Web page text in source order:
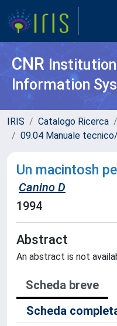
CNR
Information
IRIS Catalogo Ricerca
09.04 Manuale
Un macintosh
Canino D
1994
Abstract
An abstract is not
Scheda breve
Scheda